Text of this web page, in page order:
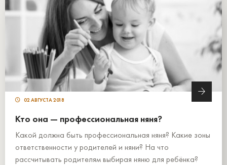
02 АВГУСТА 2018
Кто она — профессиональная няня?
Какой должна быть профессиональная няня? Какие зоны
ответственности у родителей и няни? На что
рассчитывать родителям выбирая няню для ребёнка?